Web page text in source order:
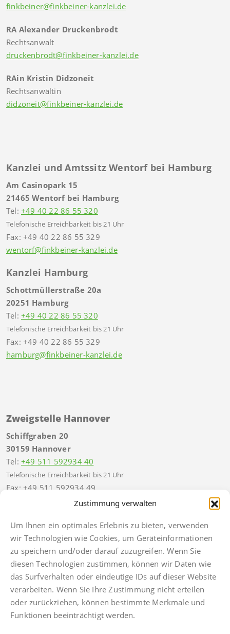
Zustimmung verwalten
Um Ihnen ein optimales Erlebnis zu bieten, verwenden
wir Technologien wie Cookies, um Geräteinformationen
zu speichern und/oder darauf zuzugreifen. Wenn Sie
diesen Technologien zustimmen, können wir Daten wie
das Surfverhalten oder eindeutige IDs auf dieser Website
verarbeiten. Wenn Sie Ihre Zustimmung nicht erteilen
oder zurückziehen, können bestimmte Merkmale und
Funktionen beeinträchtigt werden.
finkbeiner@finkbeiner-kanzlei.de
RA Alexander Druckenbrodt
Rechtsanwalt
druckenbrodt@finkbeiner-kanzlei.de
RAin Kristin Didzoneit
Rechtsanwältin
didzoneit@finkbeiner-kanzlei.de
Kanzlei und Amtssitz Wentorf bei Hamburg
Am Casinopark 15
21465 Wentorf bei Hamburg
Tel: +49 40 22 86 55 320
Telefonische Erreichbarkeit bis 21 Uhr
Fax: +49 40 22 86 55 329
wentorf@finkbeiner-kanzlei.de
Kanzlei Hamburg
Schottmüllerstraße 20a
20251 Hamburg
Tel: +49 40 22 86 55 320
Telefonische Erreichbarkeit bis 21 Uhr
Fax: +49 40 22 86 55 329
hamburg@finkbeiner-kanzlei.de
Zweigstelle Hannover
Schiffgraben 20
30159 Hannover
Tel: +49 511 592934 40
Telefonische Erreichbarkeit bis 21 Uhr
Fax: +49 511 592934 49
hannover@finkbeiner-kanzlei.de
Impressum
Datenschutz
Anwaltsdinge
Facebook